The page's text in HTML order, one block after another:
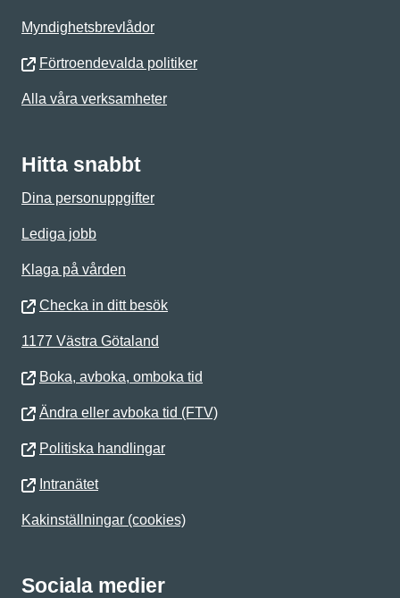
Myndighetsbrevlådor
Förtroendevalda politiker
Alla våra verksamheter
Hitta snabbt
Dina personuppgifter
Lediga jobb
Klaga på vården
Checka in ditt besök
1177 Västra Götaland
Boka, avboka, omboka tid
Ändra eller avboka tid (FTV)
Politiska handlingar
Intranätet
Kakinställningar (cookies)
Sociala medier